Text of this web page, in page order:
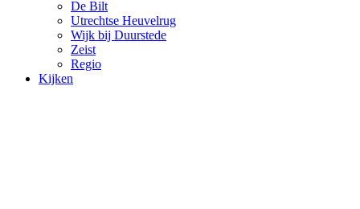
De Bilt
Utrechtse Heuvelrug
Wijk bij Duurstede
Zeist
Regio
Kijken